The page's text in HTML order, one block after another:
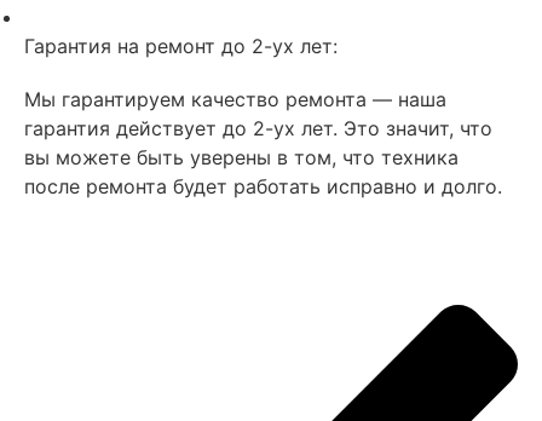
Гарантия на ремонт до 2-ух лет:
Мы гарантируем качество ремонта — наша
гарантия действует до 2-ух лет. Это значит, что
вы можете быть уверены в том, что техника
после ремонта будет работать исправно и долго.